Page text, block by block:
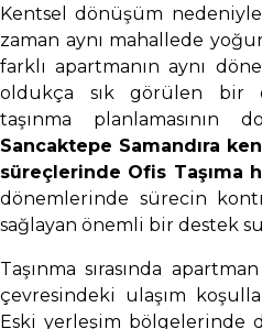
Kentsel dönüşüm
zaman aynı mahallede
farklı apartmanın aynı
oldukça sık görülen bir
taşınma planlamasının
Sancaktepe Samandıra
süreçlerinde Ofis Taşıma
dönemlerinde sürecin
sağlayan önemli bir destek
Taşınma sırasında
çevresindeki ulaşım
Eski yerleşim bölgelerinde